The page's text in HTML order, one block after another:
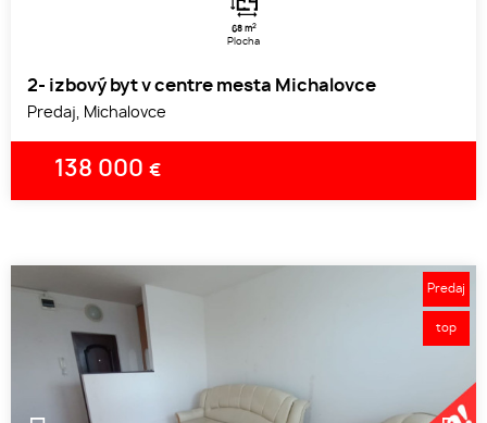
68 m2
Plocha
2- izbový byt v centre mesta Michalovce
Predaj, Michalovce
138 000 €
Predaj
top